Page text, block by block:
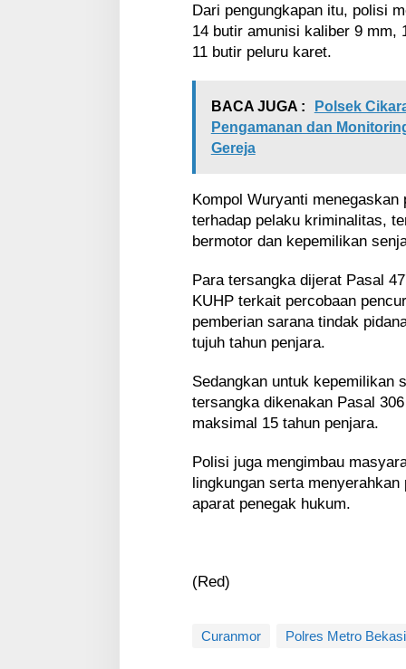
Dari pengungkapan itu, polisi
14 butir amunisi kaliber 9 mm,
11 butir peluru karet.
BACA JUGA :
Polsek
Pengamanan dan
Gereja
Kompol Wuryanti
terhadap pelaku kriminalitas,
bermotor dan kepemilikan
Para tersangka dijerat Pasal
KUHP terkait percobaan
pemberian sarana tindak
tujuh tahun penjara.
Sedangkan untuk kepemilikan
tersangka dikenakan Pasal
maksimal 15 tahun penjara.
Polisi juga mengimbau
lingkungan serta
aparat penegak hukum.
(Red)
Curanmor Polres Metro Bekasi